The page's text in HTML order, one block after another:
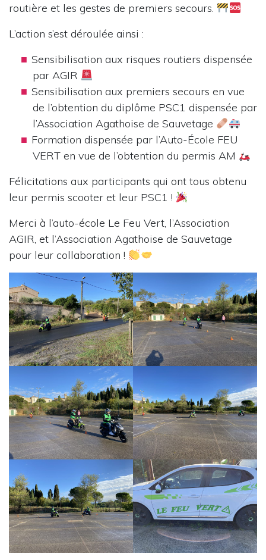
routière et les gestes de premiers secours.
L’action s’est déroulée ainsi :
Sensibilisation aux risques routiers dispensée
par AGIR
Sensibilisation aux premiers secours en vue
de l’obtention du diplôme PSC1 dispensée par
l’Association Agathoise de Sauvetage
Formation dispensée par l’Auto-École FEU
VERT en vue de l’obtention du permis AM
Félicitations aux participants qui ont tous obtenu
leur permis scooter et leur PSC1 !
Merci à l’auto-école Le Feu Vert, l’Association
AGIR, et l’Association Agathoise de Sauvetage
pour leur collaboration !